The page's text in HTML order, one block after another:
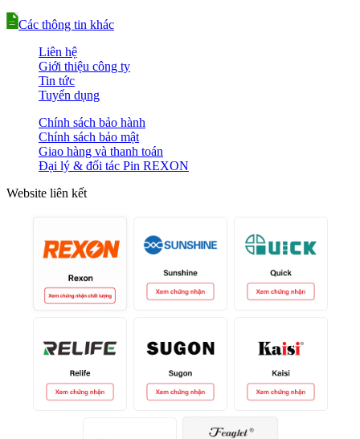
Các thông tin khác
Liên hệ
Giới thiệu công ty
Tin tức
Tuyển dụng
Chính sách bảo hành
Chính sách bảo mật
Giao hàng và thanh toán
Đại lý & đối tác Pin REXON
Website liên kết